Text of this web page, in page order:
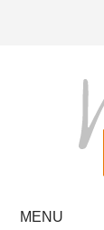
MENU